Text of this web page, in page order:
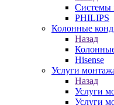
Системы
PHILIPS
Колонные
Назад
Hisense
Услуги
Назад
Услуги
Услуги